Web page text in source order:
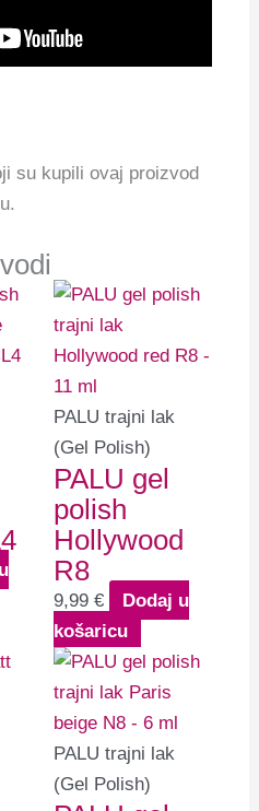
su kupili ovaj proizvod
PALU trajni lak
(Gel Polish)
PALU gel
polish
Hollywood
R8
9,99 €
Dodaj u
košaricu
PALU trajni lak
(Gel Polish)